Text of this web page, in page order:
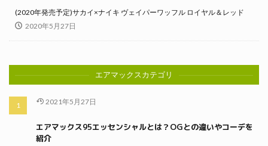
(2020年発売予定)サカイ×ナイキ ヴェイパーワッフル ロイヤル＆レッド
2020年5月27日
エアマックスカテゴリ
2021年5月27日
エアマックス95エッセンシャルとは？OGとの違いやコーデを
紹介